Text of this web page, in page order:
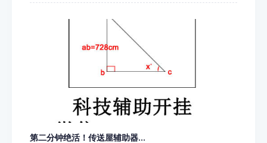
第二分钟绝活！传送屋辅助器...